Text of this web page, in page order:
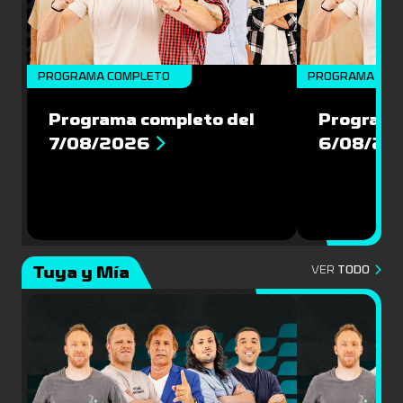
PROGRAMA COMPLETO
Programa completo del
7/08/2026
PROGRAMA
6/08/
Tuya y Mía VER TODO